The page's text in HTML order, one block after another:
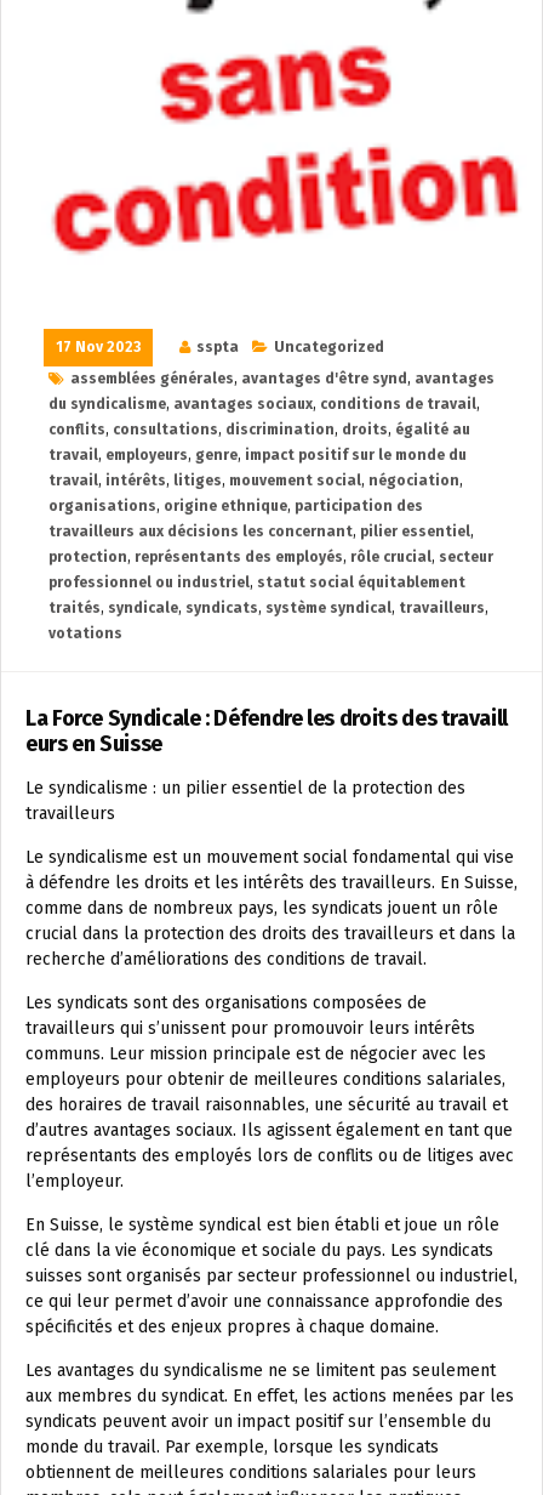
17 Nov 2023 sspta
Uncategorized
assemblées générales, avantages d'être synd , avantages
du syndicalisme, avantages sociaux, conditions de travail,
conflits, consultations, discrimination, droits, égalité au
travail, employeurs, genre, impact positif sur le monde du
travail, intérêts, litiges, mouvement social, négociation,
organisations, origine ethnique, participation des
travailleurs aux décisions les concernant, pilier essentiel,
protection, représentants des employés, rôle crucial, secteur
professionnel ou industriel, statut social équitablement
traités, syndicale, syndicats, système syndical, travailleurs,
votations
La Force Syndicale : Défendre les droits des travaill
eurs en Suisse
Le syndicalisme : un pilier essentiel de la protection des
travailleurs
Le syndicalisme est un mouvement social fondamental qui vise
à défendre les droits et les intérêts des travailleurs. En Suisse,
comme dans de nombreux pays, les syndicats jouent un rôle
crucial dans la protection des droits des travailleurs et dans la
recherche d’améliorations des conditions de travail.
Les syndicats sont des organisations composées de
travailleurs qui s’unissent pour promouvoir leurs intérêts
communs. Leur mission principale est de négocier avec les
employeurs pour obtenir de meilleures conditions salariales,
des horaires de travail raisonnables, une sécurité au travail et
d’autres avantages sociaux. Ils agissent également en tant que
représentants des employés lors de conflits ou de litiges avec
l’employeur.
En Suisse, le système syndical est bien établi et joue un rôle
clé dans la vie économique et sociale du pays. Les syndicats
suisses sont organisés par secteur professionnel ou industriel,
ce qui leur permet d’avoir une connaissance approfondie des
spécificités et des enjeux propres à chaque domaine.
Les avantages du syndicalisme ne se limitent pas seulement
aux membres du syndicat. En effet, les actions menées par les
syndicats peuvent avoir un impact positif sur l’ensemble du
monde du travail. Par exemple, lorsque les syndicats
obtiennent de meilleures conditions salariales pour leurs